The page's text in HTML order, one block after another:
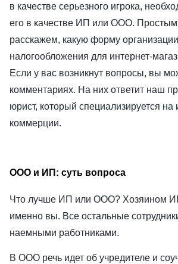
в качестве серьезного игрока,
его в качестве ИП или ООО.
расскажем, какую форму
налогообложения для интернет-
Если у вас возникнут вопросы, вы
комментариях. На них ответит наш
юрист, который специализируется на
коммерции.
ООО и ИП: суть вопроса
Что лучше ИП или ООО? Хозяином
именно вы. Все остальные
наемными работниками.
В ООО речь идет об учредителе и